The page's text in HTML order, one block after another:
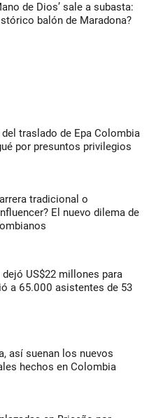
de Dios’ sale a subasta:
balón de Maradona?
traslado de Epa Colombia
por presuntos privilegios
tradicional o
El nuevo dilema de
US$22 millones para
a 65.000 asistentes de 53
así suenan los nuevos
hechos en Colombia